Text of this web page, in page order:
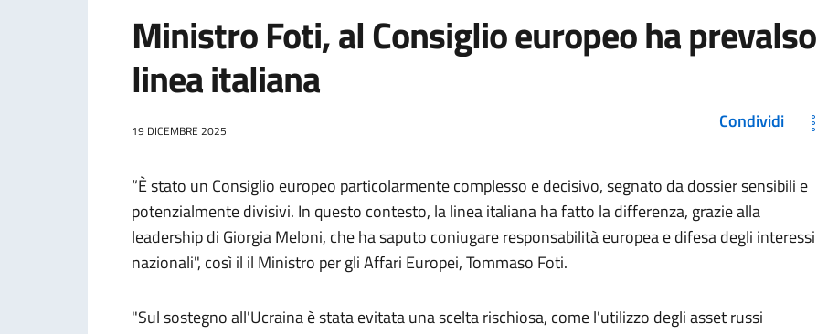
Ministro Foti, al Consiglio europeo ha prevalso
linea italiana
19 DICEMBRE 2025 Condividi
“È stato un Consiglio europeo particolarmente complesso e decisivo, segnato da dossier sensibili e
potenzialmente divisivi. In questo contesto, la linea italiana ha fatto la differenza, grazie alla
leadership di Giorgia Meloni, che ha saputo coniugare responsabilità europea e difesa degli interessi
nazionali", così il il Ministro per gli Affari Europei, Tommaso Foti.
"Sul sostegno all'Ucraina è stata evitata una scelta rischiosa, come l'utilizzo degli asset russi